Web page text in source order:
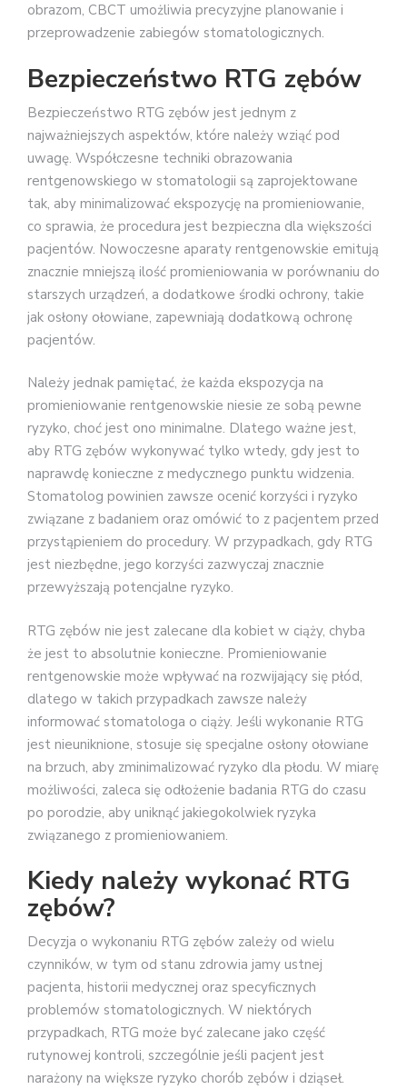
obrazom, CBCT umożliwia precyzyjne planowanie i
przeprowadzenie zabiegów stomatologicznych.
Bezpieczeństwo RTG zębów
Bezpieczeństwo RTG zębów jest jednym z
najważniejszych aspektów, które należy wziąć pod
uwagę. Współczesne techniki obrazowania
rentgenowskiego w stomatologii są zaprojektowane
tak, aby minimalizować ekspozycję na promieniowanie,
co sprawia, że procedura jest bezpieczna dla większości
pacjentów. Nowoczesne aparaty rentgenowskie emitują
znacznie mniejszą ilość promieniowania w porównaniu do
starszych urządzeń, a dodatkowe środki ochrony, takie
jak osłony ołowiane, zapewniają dodatkową ochronę
pacjentów.
Należy jednak pamiętać, że każda ekspozycja na
promieniowanie rentgenowskie niesie ze sobą pewne
ryzyko, choć jest ono minimalne. Dlatego ważne jest,
aby RTG zębów wykonywać tylko wtedy, gdy jest to
naprawdę konieczne z medycznego punktu widzenia.
Stomatolog powinien zawsze ocenić korzyści i ryzyko
związane z badaniem oraz omówić to z pacjentem przed
przystąpieniem do procedury. W przypadkach, gdy RTG
jest niezbędne, jego korzyści zazwyczaj znacznie
przewyższają potencjalne ryzyko.
RTG zębów nie jest zalecane dla kobiet w ciąży, chyba
że jest to absolutnie konieczne. Promieniowanie
rentgenowskie może wpływać na rozwijający się płód,
dlatego w takich przypadkach zawsze należy
informować stomatologa o ciąży. Jeśli wykonanie RTG
jest nieuniknione, stosuje się specjalne osłony ołowiane
na brzuch, aby zminimalizować ryzyko dla płodu. W miarę
możliwości, zaleca się odłożenie badania RTG do czasu
po porodzie, aby uniknąć jakiegokolwiek ryzyka
związanego z promieniowaniem.
Kiedy należy wykonać RTG
zębów?
Decyzja o wykonaniu RTG zębów zależy od wielu
czynników, w tym od stanu zdrowia jamy ustnej
pacjenta, historii medycznej oraz specyficznych
problemów stomatologicznych. W niektórych
przypadkach, RTG może być zalecane jako część
rutynowej kontroli, szczególnie jeśli pacjent jest
narażony na większe ryzyko chorób zębów i dziąseł.